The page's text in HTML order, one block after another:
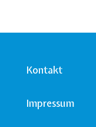
Kontakt
Impressum